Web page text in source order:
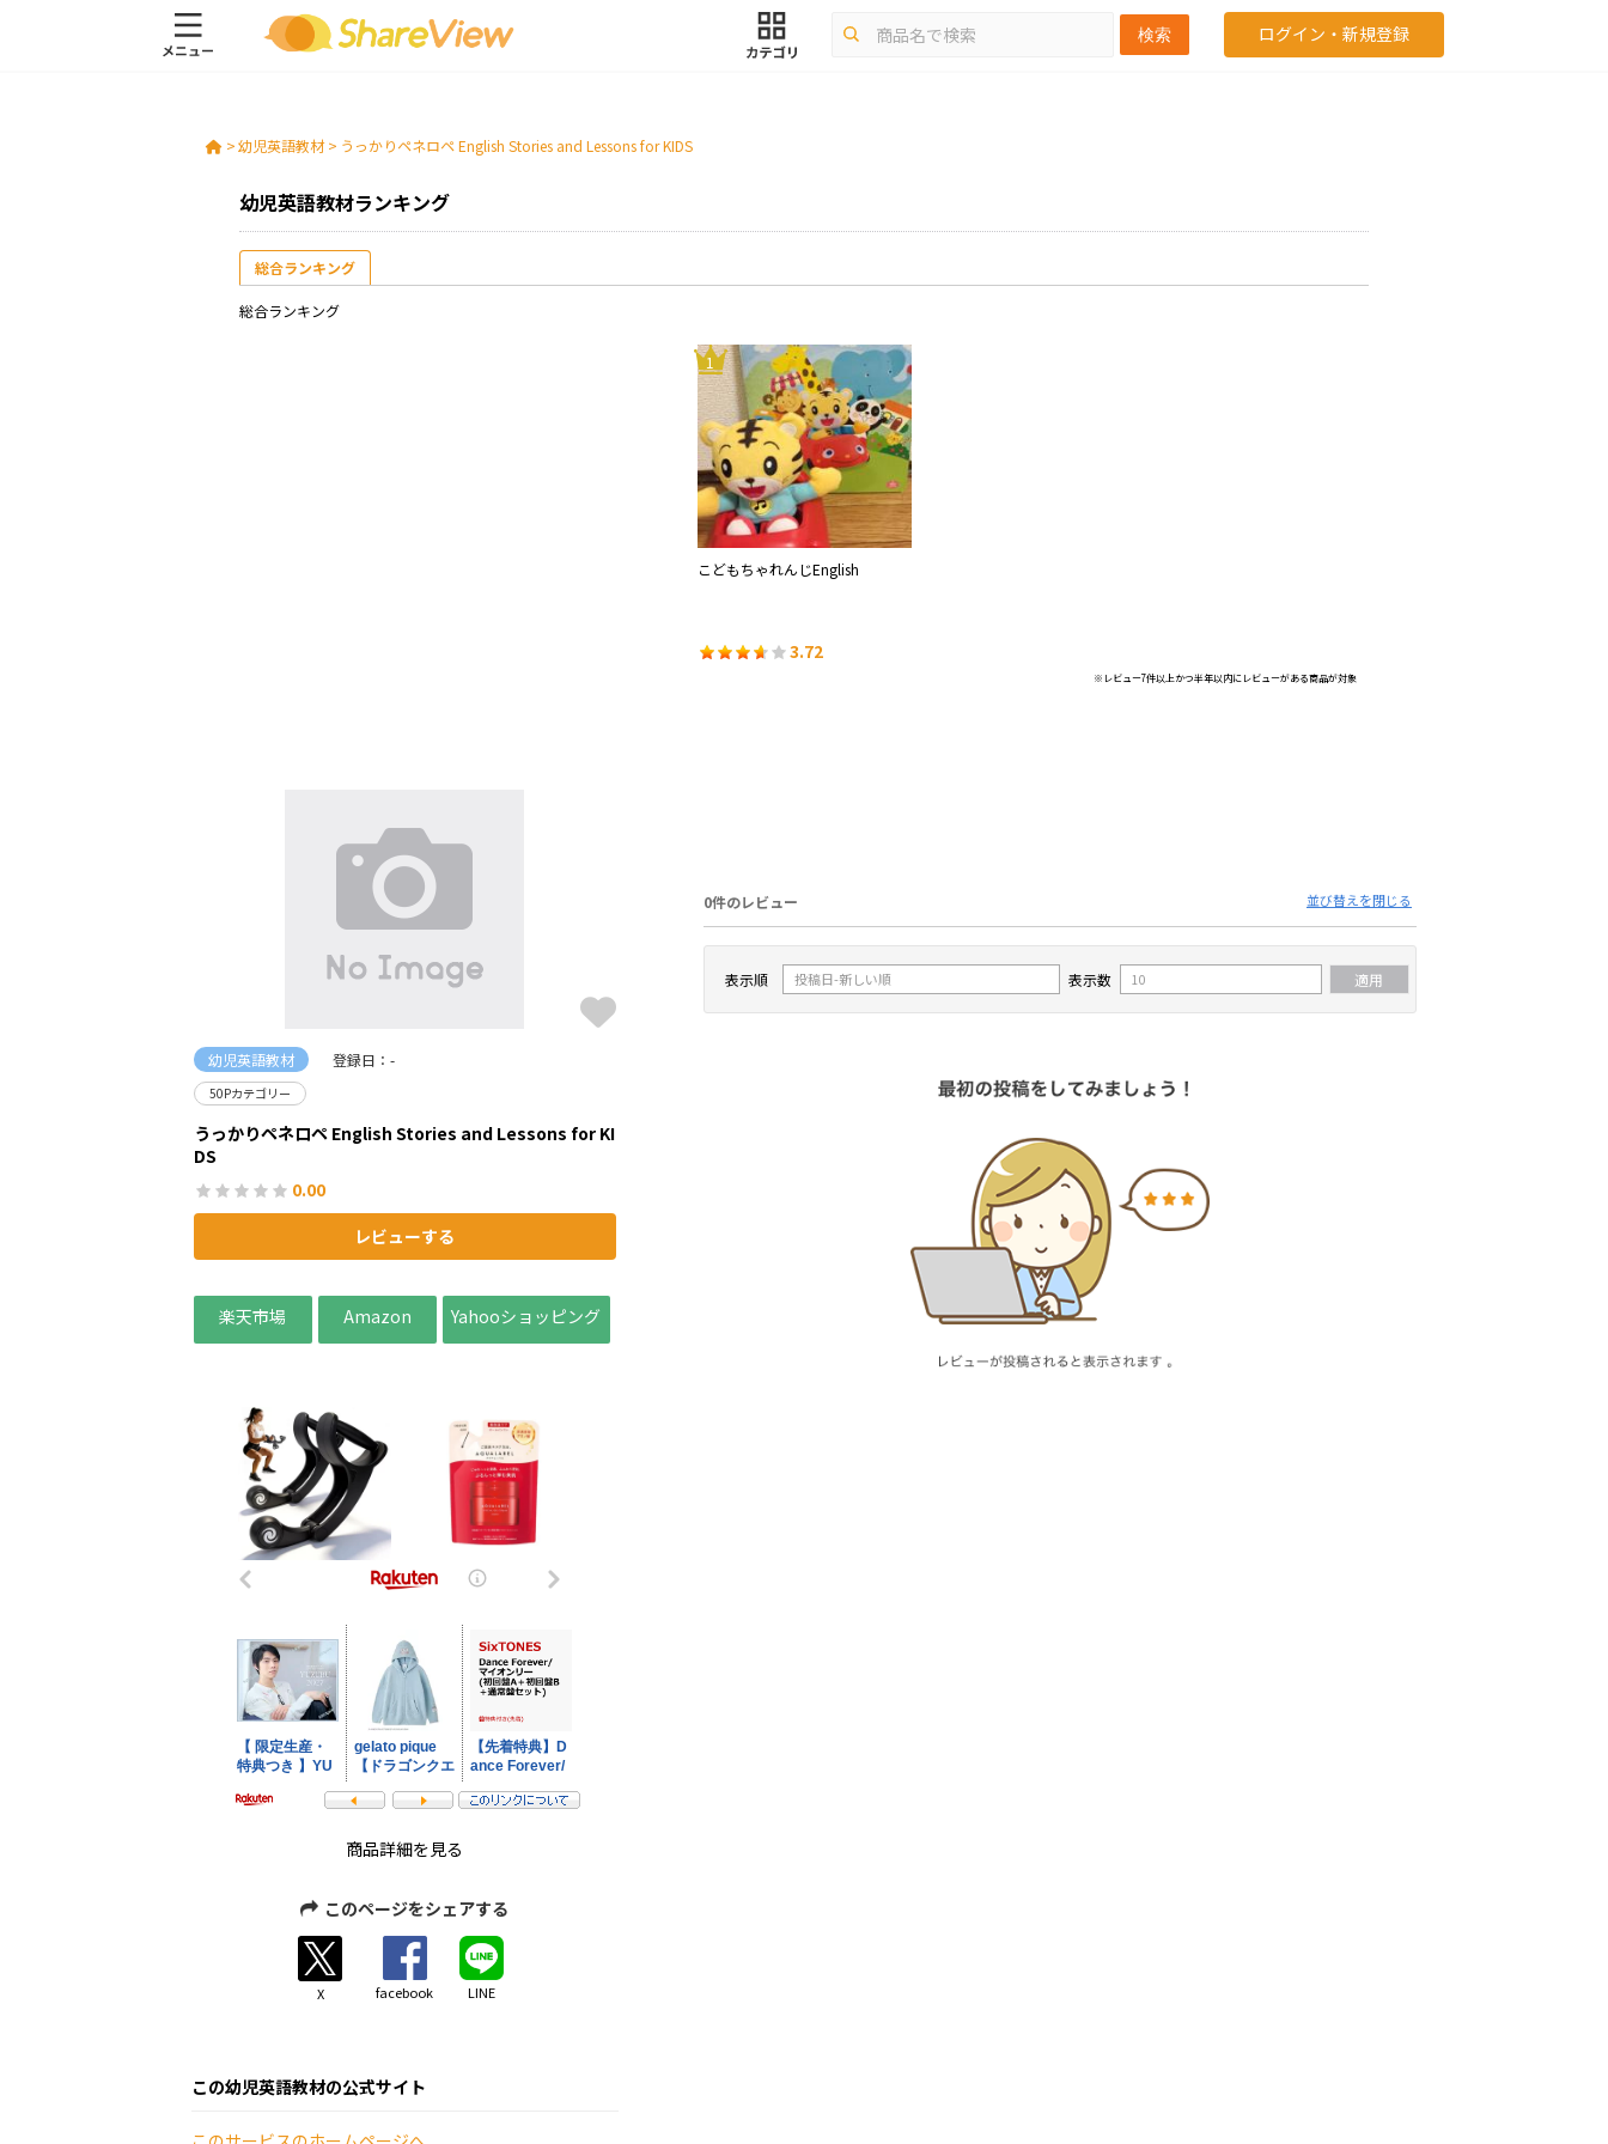
検索 ログイン・新規登録
>幼児英語教材> うっかりペネロペ English Stories and Lessons for KIDS
幼児英語教材ランキング
総合ランキング
総合ランキング
1
こどもちゃれんじEnglish
3.72
※レビュー7件以上かつ半年以内にレビューがある商品が対象
幼児英語教材 登録日：-
50Pカテゴリー
うっかりペネロペ English Stories and Lessons for KI
DS
0.00
レビューする
楽天市場 Amazon Yahooショッピング
商品詳細を見る
0件のレビュー 並び替えを閉じる
表示順 表示数
このページをシェアする
X facebook LINE
この幼児英語教材の公式サイト